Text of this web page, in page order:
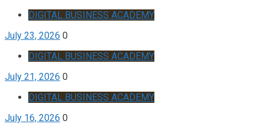
DIGITAL BUSINESS ACADEMY
July 23, 2026 0
DIGITAL BUSINESS ACADEMY
July 21, 2026 0
DIGITAL BUSINESS ACADEMY
July 16, 2026 0